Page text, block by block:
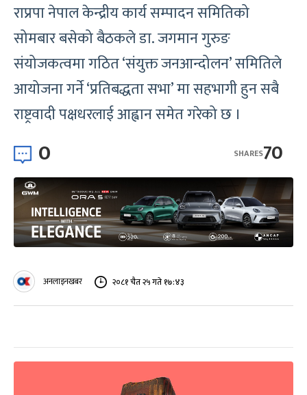
राप्रपा नेपाल केन्द्रीय कार्य सम्पादन समितिको
सोमबार बसेको बैठकले डा. जगमान गुरुङ
संयोजकत्वमा गठित ‘संयुक्त जनआन्दोलन’ समितिले
आयोजना गर्ने ‘प्रतिबद्धता सभा’ मा सहभागी हुन सबै
राष्ट्रवादी पक्षधरलाई आह्वान समेत गरेको छ ।
0 70
SHARES
अनलाइनखबर २०८१ चैत २५ गते १७:४३